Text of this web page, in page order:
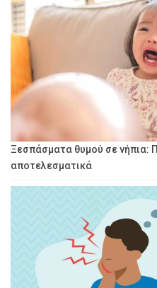
Ξεσπάσματα θυμού σε νήπια:
αποτελεσματικά